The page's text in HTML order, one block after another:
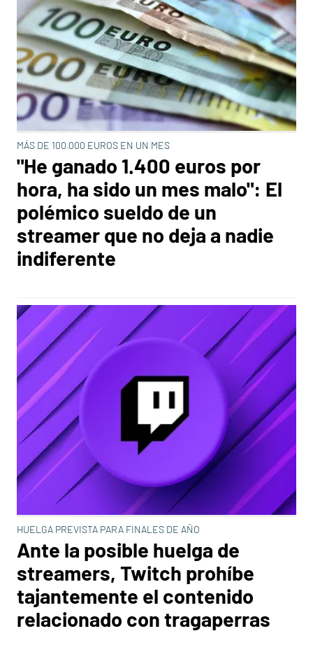
MÁS DE 100.000 EUROS EN UN MES
"He ganado 1.400 euros por
hora, ha sido un mes malo": El
polémico sueldo de un
streamer que no deja a nadie
indiferente
HUELGA PREVISTA PARA FINALES DE AÑO
Ante la posible huelga de
streamers, Twitch prohíbe
tajantemente el contenido
relacionado con tragaperras